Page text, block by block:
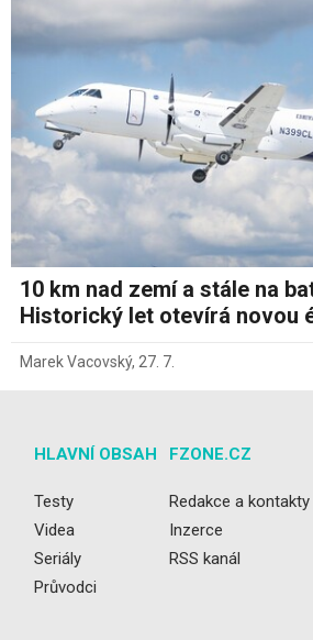
10 km nad zemí a stále na
Historický let otevírá novou
Marek Vacovský, 27. 7.
HLAVNÍ OBSAH
Testy
Videa
Seriály
Průvodci
FZONE.CZ
Redakce a kontakty
Inzerce
RSS kanál